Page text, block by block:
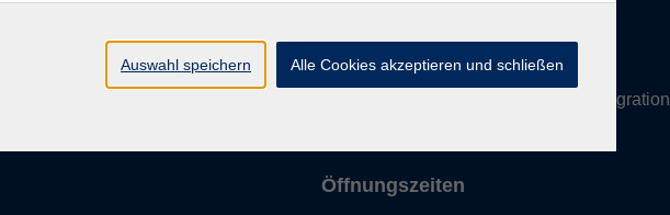
Widerruf einer Buchung
Tel: 08441 27 4000- vhs Büro
- Deutsch/Integration
Öffnungszeiten
Auswahl speichern Alle Cookies akzeptieren und schließen